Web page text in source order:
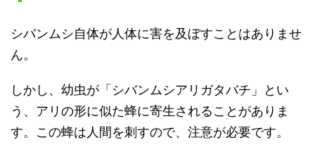
シバンムシ自体が人体に害を及ぼすことはありませ
ん。
しかし、幼虫が「シバンムシアリガタバチ」とい
う、アリの形に似た蜂に寄生されることがありま
す。この蜂は人間を刺すので、注意が必要です。